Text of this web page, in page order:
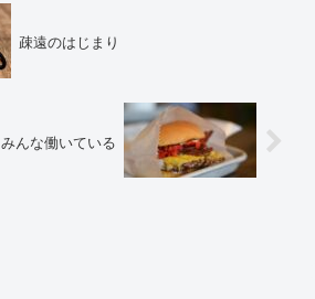
疎遠のはじまり
みんな働いている